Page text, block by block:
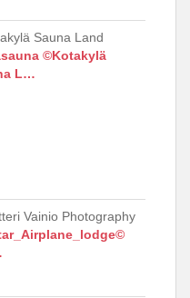
Sauna Land
©Kotakylä
L…
Vainio Photography